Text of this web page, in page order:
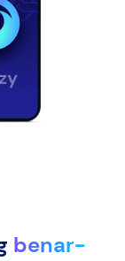
benar-